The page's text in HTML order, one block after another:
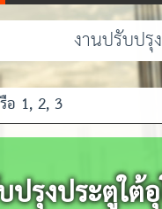
งานปรับปรุ
อ 1, 2, 3
ปรุงประตูใต้